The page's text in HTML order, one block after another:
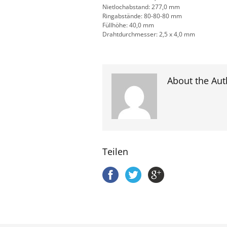
Nietlochabstand: 277,0 mm
Ringabstände: 80-80-80 mm
Füllhöhe: 40,0 mm
Drahtdurchmesser: 2,5 x 4,0 mm
About the
Teilen